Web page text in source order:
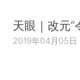
天眼｜改元“
2019年04月05日